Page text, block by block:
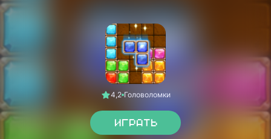
4,2 Головоломки
Играть